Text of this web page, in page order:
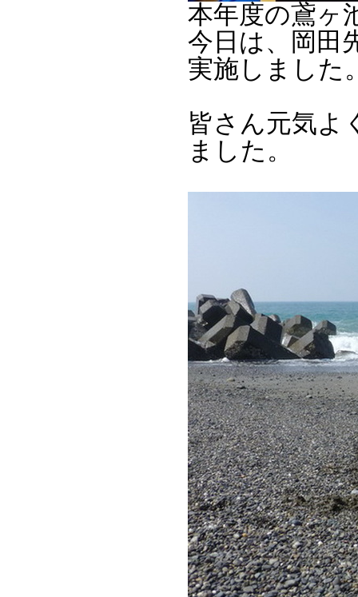
本年度の鳶ヶ
今日は、岡田
実施しました
皆さん元気よ
ました。